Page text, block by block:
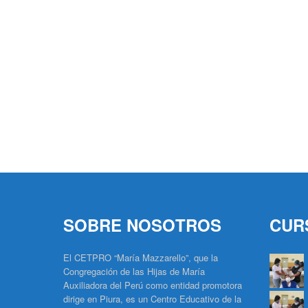
SOBRE NOSOTROS
El CETPRO “María Mazzarello”, que la
Congregación de las Hijas de María
Auxiliadora del Perú como entidad promotora
dirige en Piura, es un Centro Educativo de la